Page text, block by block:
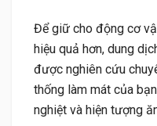
Để giữ cho động cơ
hiệu quả hơn, dung
được nghiên cứu
thống làm mát của
nghiệt và hiện tượng